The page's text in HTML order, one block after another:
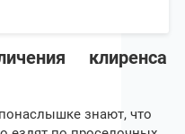
клиренса
знают, что